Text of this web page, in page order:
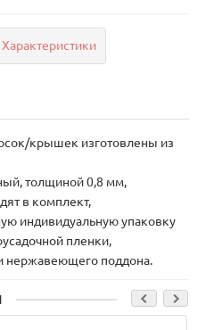
Характеристики
крышек изготовлены из
толщиной 0,8 мм,
в комплект,
индивидуальную упаковку
пленки,
нержавеющего поддона.